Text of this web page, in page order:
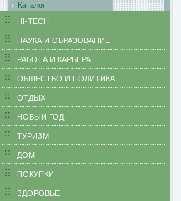
Каталог
HI-TECH
НАУКА И ОБРАЗОВАНИЕ
РАБОТА И КАРЬЕРА
ОБЩЕСТВО И ПОЛИТИКА
ОТДЫХ
НОВЫЙ ГОД
ТУРИЗМ
ДОМ
ПОКУПКИ
ЗДОРОВЬЕ